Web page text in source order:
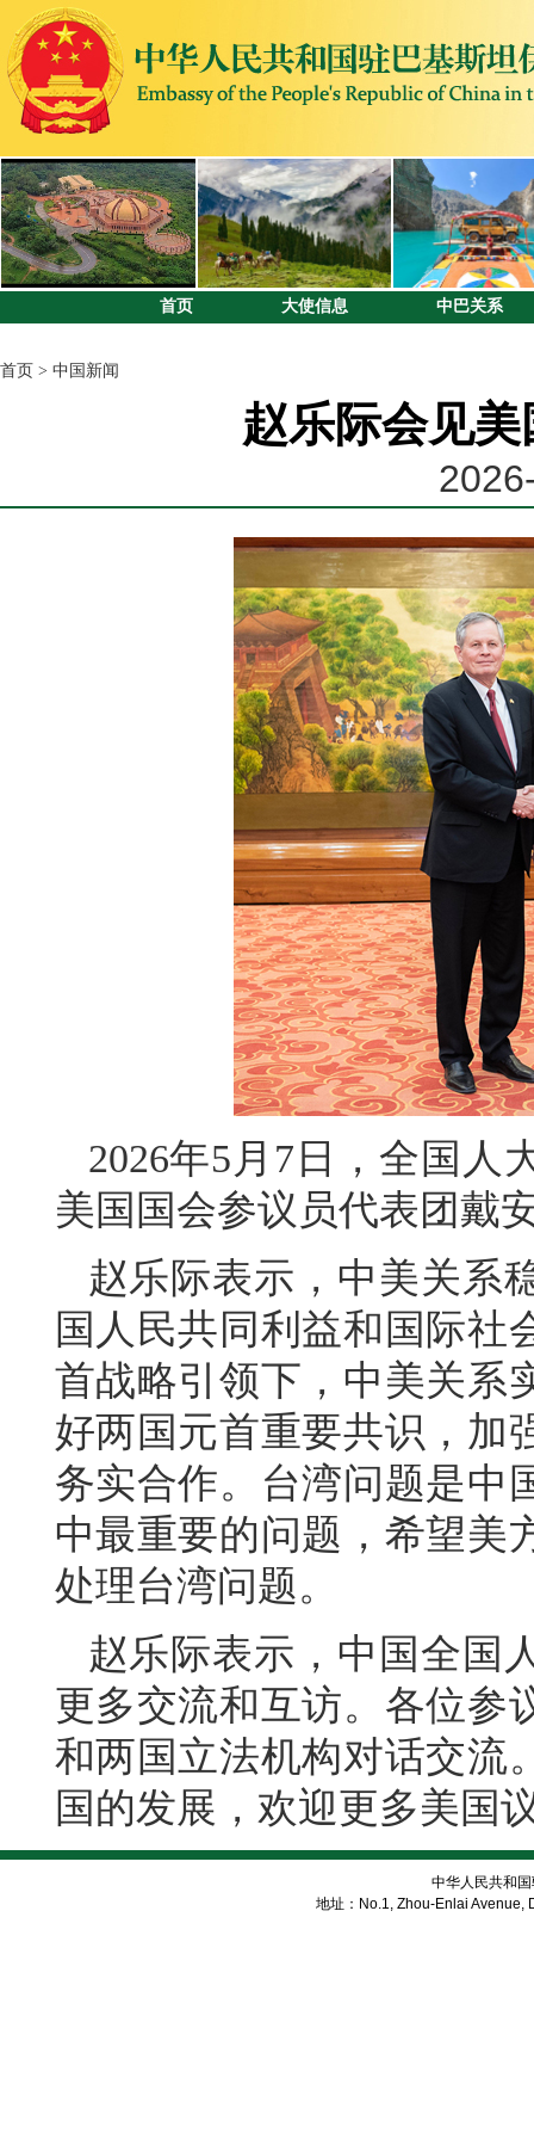
首页 大使信息 中巴关系
首页 > 中国新闻
赵乐际会见
2026年5月7日，全国人
美国国会参议员代表团戴
赵乐际表示，中美关系
国人民共同利益和国际社
首战略引领下，中美关系
好两国元首重要共识，加
务实合作。台湾问题是中
中最重要的问题，希望美
处理台湾问题。
赵乐际表示，中国全国
更多交流和互访。各位参
和两国立法机构对话交流
国的发展，欢迎更多美国
中华人民共和
地址：No.1, Zhou-Enlai Avenue,